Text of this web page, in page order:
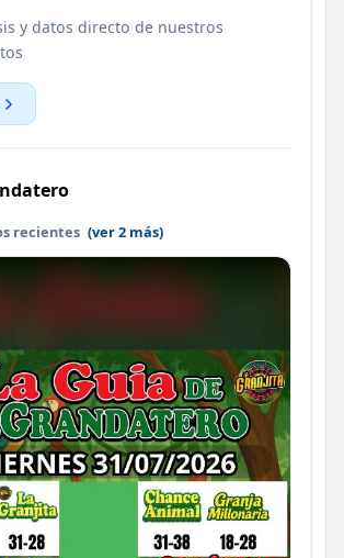
y datos directo de nuestros
recientes (ver 2 más)